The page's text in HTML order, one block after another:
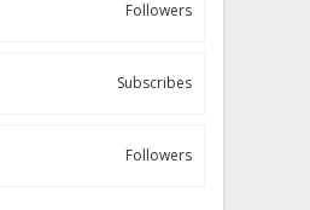
Followers
Subscribes
Followers